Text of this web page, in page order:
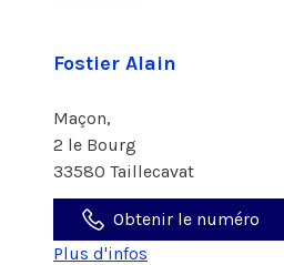
Fostier Alain
Maçon,
2 le Bourg
33580 Taillecavat
Obtenir le numéro
Plus d'infos